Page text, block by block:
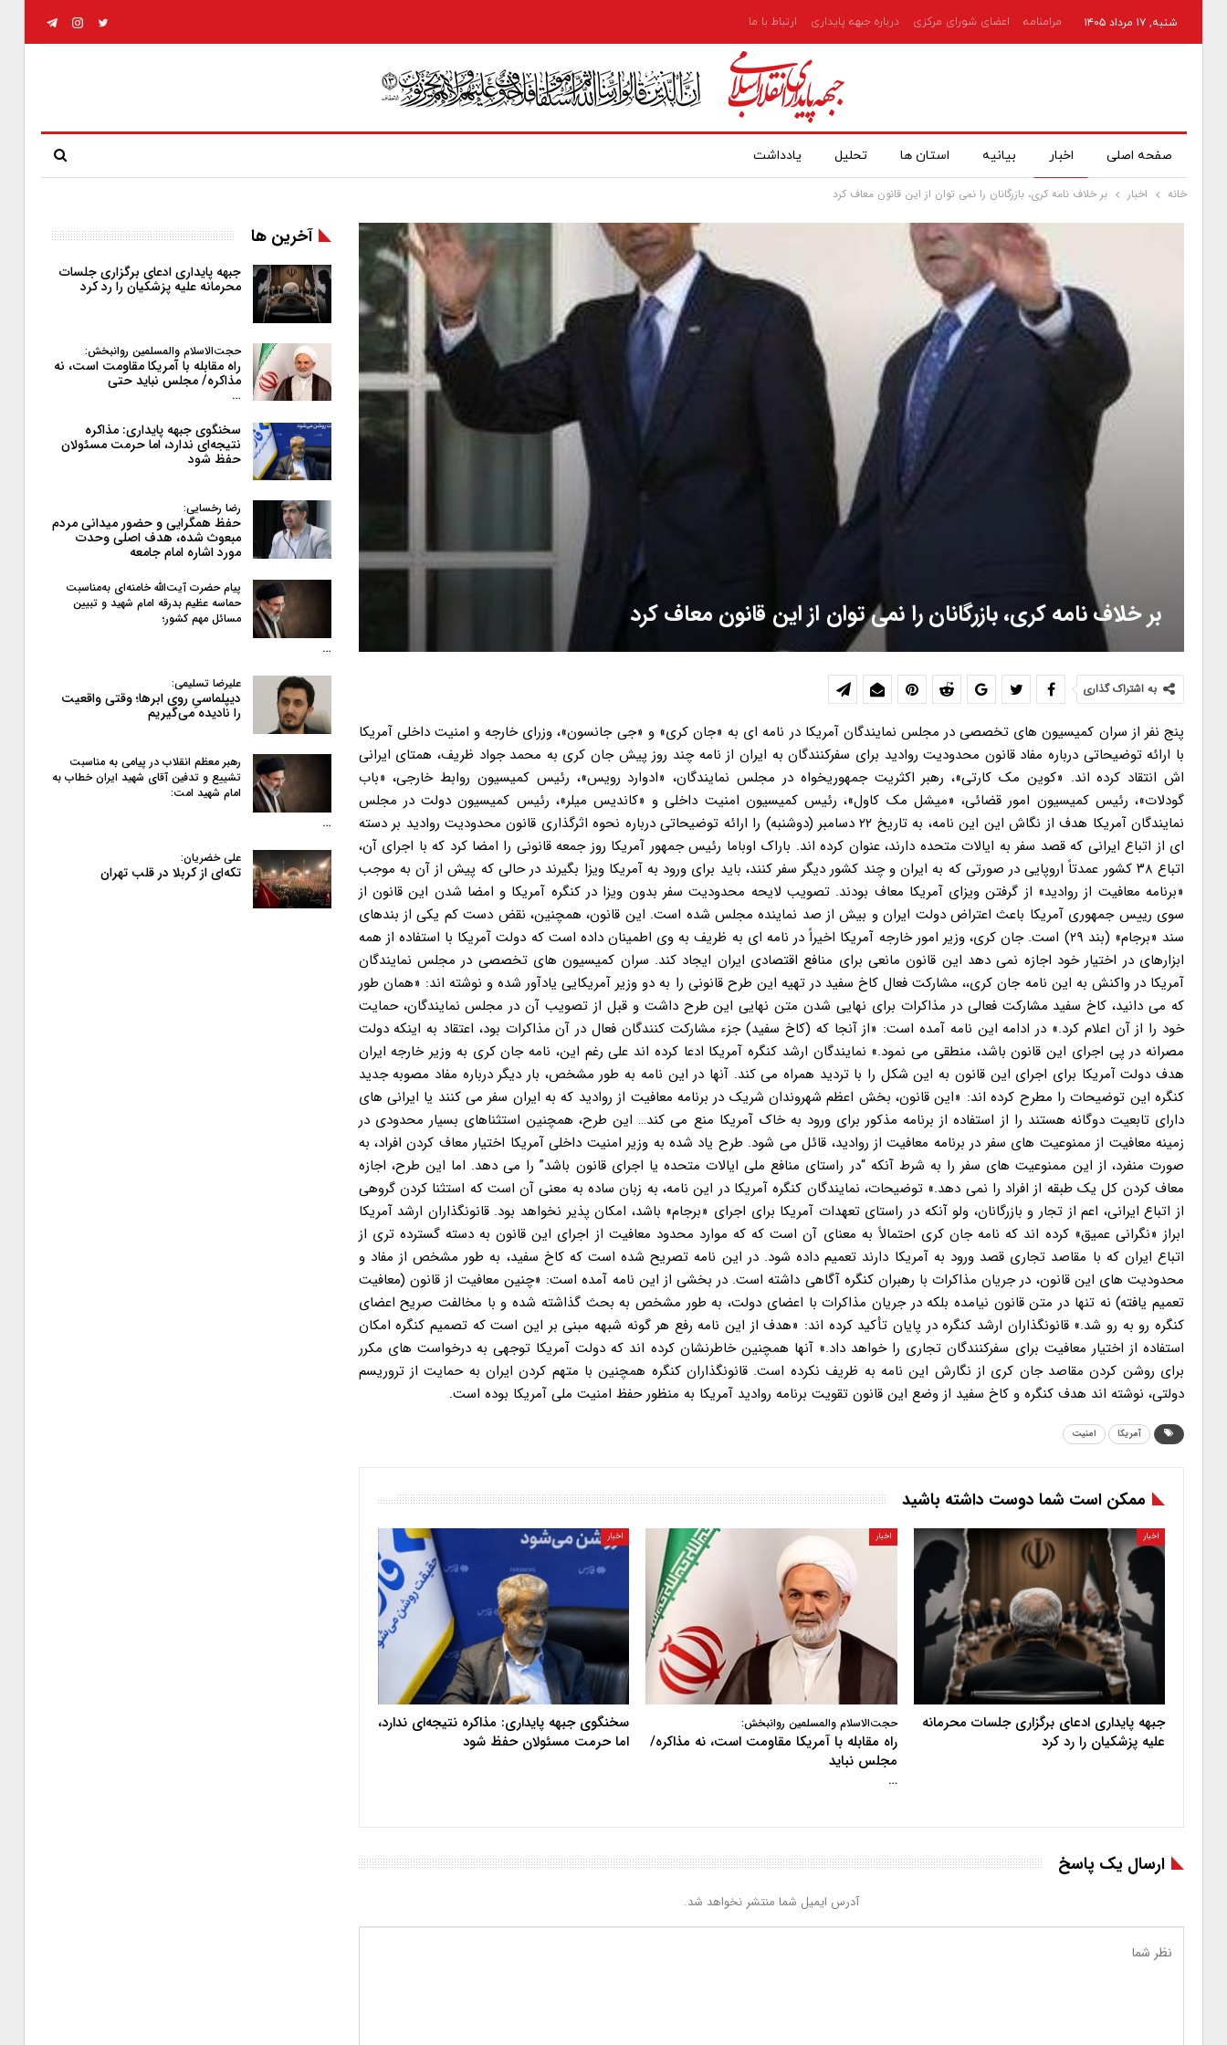
شنبه, ۱۷ مرداد ۱۴۰۵ مرامنامه اعضای شورای مرکزی درباره جبهه پایداری ارتباط با ما
صفحه اصلی اخبار بیانیه استان ها تحلیل یادداشت
خانه اخبار بر خلاف نامه کری، بازرگانان را نمی توان از این قانون معاف کرد
بر خلاف نامه کری، بازرگانان را نمی توان از این قانون معاف کرد
به اشتراک گذاری
پنج نفر از سران کمیسیون های تخصصی در مجلس نمایندگان آمریکا در نامه ای به «جان کری» و «جی جانسون»، وزرای خارجه و امنیت داخلی آمریکا
با ارائه توضیحاتی درباره مفاد قانون محدودیت روادید برای سفرکنندگان به ایران از نامه چند روز پیش جان کری به محمد جواد ظریف، همتای ایرانی
اش انتقاد کرده اند. «کوین مک کارتی»، رهبر اکثریت جمهوریخواه در مجلس نمایندگان، «ادوارد رویس»، رئیس کمیسیون روابط خارجی، «باب
گودلات»، رئیس کمیسیون امور قضائی، «میشل مک کاول»، رئیس کمیسیون امنیت داخلی و «کاندیس میلر»، رئیس کمیسیون دولت در مجلس
نمایندگان آمریکا هدف از نگاش این این نامه، به تاریخ ۲۲ دسامبر (دوشنبه) را ارائه توضیحاتی درباره نحوه اثرگذاری قانون محدودیت روادید بر دسته
ای از اتباع ایرانی که قصد سفر به ایالات متحده دارند، عنوان کرده اند. باراک اوباما رئیس جمهور آمریکا روز جمعه قانونی را امضا کرد که با اجرای آن،
اتباع ۳۸ کشور عمدتاً اروپایی در صورتی که به ایران و چند کشور دیگر سفر کنند، باید برای ورود به آمریکا ویزا بگیرند در حالی که پیش از آن به موجب
«برنامه معافیت از روادید» از گرفتن ویزای آمریکا معاف بودند. تصویب لایحه محدودیت سفر بدون ویزا در کنگره آمریکا و امضا شدن این قانون از
سوی رییس جمهوری آمریکا باعث اعتراض دولت ایران و بیش از صد نماینده مجلس شده است. این قانون، همچنین، نقض دست کم یکی از بندهای
سند «برجام» (بند ۲۹) است. جان کری، وزیر امور خارجه آمریکا اخیراً در نامه ای به ظریف به وی اطمینان داده است که دولت آمریکا با استفاده از همه
ابزارهای در اختیار خود اجازه نمی دهد این قانون مانعی برای منافع اقتصادی ایران ایجاد کند. سران کمیسیون های تخصصی در مجلس نمایندگان
آمریکا در واکنش به این نامه جان کری،، مشارکت فعال کاخ سفید در تهیه این طرح قانونی را به دو وزیر آمریکایی یادآور شده و نوشته اند: «همان طور
که می دانید، کاخ سفید مشارکت فعالی در مذاکرات برای نهایی شدن متن نهایی این طرح داشت و قبل از تصویب آن در مجلس نمایندگان، حمایت
خود را از آن اعلام کرد.» در ادامه این نامه آمده است: «از آنجا که (کاخ سفید) جزء مشارکت کنندگان فعال در آن مذاکرات بود، اعتقاد به اینکه دولت
مصرانه در پی اجرای این قانون باشد، منطقی می نمود.» نمایندگان ارشد کنگره آمریکا ادعا کرده اند علی رغم این، نامه جان کری به وزیر خارجه ایران
هدف دولت آمریکا برای اجرای این قانون به این شکل را با تردید همراه می کند. آنها در این نامه به طور مشخص، بار دیگر درباره مفاد مصوبه جدید
کنگره این توضیحات را مطرح کرده اند: «این قانون، بخش اعظم شهروندان شریک در برنامه معافیت از روادید که به ایران سفر می کنند یا ایرانی های
دارای تابعیت دوگانه هستند را از استفاده از برنامه مذکور برای ورود به خاک آمریکا منع می کند… این طرح، همچنین استثناهای بسیار محدودی در
زمینه معافیت از ممنوعیت های سفر در برنامه معافیت از روادید، قائل می شود. طرح یاد شده به وزیر امنیت داخلی آمریکا اختیار معاف کردن افراد، به
صورت منفرد، از این ممنوعیت های سفر را به شرط آنکه “در راستای منافع ملی ایالات متحده یا اجرای قانون باشد” را می دهد. اما این طرح، اجازه
معاف کردن کل یک طبقه از افراد را نمی دهد.» توضیحات، نمایندگان کنگره آمریکا در این نامه، به زبان ساده به معنی آن است که استثنا کردن گروهی
از اتباع ایرانی، اعم از تجار و بازرگانان، ولو آنکه در راستای تعهدات آمریکا برای اجرای «برجام» باشد، امکان پذیر نخواهد بود. قانونگذاران ارشد آمریکا
ابراز «نگرانی عمیق» کرده اند که نامه جان کری احتمالاً به معنای آن است که که موارد محدود معافیت از اجرای این قانون به دسته گسترده تری از
اتباع ایران که با مقاصد تجاری قصد ورود به آمریکا دارند تعمیم داده شود. در این نامه تصریح شده است که کاخ سفید، به طور مشخص از مفاد و
محدودیت های این قانون، در جریان مذاکرات با رهبران کنگره آگاهی داشته است. در بخشی از این نامه آمده است: «چنین معافیت از قانون (معافیت
تعمیم یافته) نه تنها در متن قانون نیامده بلکه در جریان مذاکرات با اعضای دولت، به طور مشخص به بحث گذاشته شده و با مخالفت صریح اعضای
کنگره رو به رو شد.» قانونگذاران ارشد کنگره در پایان تأکید کرده اند: «هدف از این نامه رفع هر گونه شبهه مبنی بر این است که تصمیم کنگره امکان
استفاده از اختیار معافیت برای سفرکنندگان تجاری را خواهد داد.» آنها همچنین خاطرنشان کرده اند که دولت آمریکا توجهی به درخواست های مکرر
برای روشن کردن مقاصد جان کری از نگارش این نامه به ظریف نکرده است. قانونگذاران کنگره همچنین با متهم کردن ایران به حمایت از تروریسم
دولتی، نوشته اند هدف کنگره و کاخ سفید از وضع این قانون تقویت برنامه روادید آمریکا به منظور حفظ امنیت ملی آمریکا بوده است.
آمریکا امنیت
ممکن است شما دوست داشته باشید
اخبار
جبهه پایداری ادعای برگزاری جلسات محرمانه
علیه پزشکیان را رد کرد
اخبار
حجت‌الاسلام والمسلمین روانبخش:
راه مقابله با آمریکا مقاومت است، نه مذاکره/
مجلس نباید
…
اخبار
سخنگوی جبهه پایداری: مذاکره نتیجه‌ای ندارد،
اما حرمت مسئولان حفظ شود
ارسال یک پاسخ
آدرس ایمیل شما منتشر نخواهد شد.
آخرین ها
جبهه پایداری ادعای برگزاری جلسات
محرمانه علیه پزشکیان را رد کرد
حجت‌الاسلام والمسلمین روانبخش:
راه مقابله با آمریکا مقاومت است، نه
مذاکره/ مجلس نباید حتی
…
سخنگوی جبهه پایداری: مذاکره
نتیجه‌ای ندارد، اما حرمت مسئولان
حفظ شود
رضا رخسایی:
حفظ همگرایی و حضور میدانی مردم
مبعوث شده، هدف اصلی وحدت
مورد اشاره امام جامعه
پیام حضرت آیت‌الله خامنه‌ای به‌مناسبت
حماسه عظیم بدرقه امام شهید و تبیین
مسائل مهم کشور؛
…
علیرضا تسلیمی:
دیپلماسیِ روی ابرها؛ وقتی واقعیت
را نادیده می‌گیریم
رهبر معظم انقلاب در پیامی به‌ مناسبت
تشییع و تدفین آقای شهید ایران خطاب به
امام شهید امت:
…
علی خضریان:
تکه‌ای از کربلا در قلب تهران